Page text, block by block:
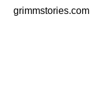
grimmstories.com